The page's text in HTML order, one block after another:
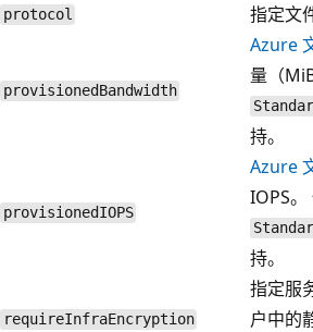
protocol 指定文
provisionedBandwidth
Azure
量（
持。
provisionedIOPS
Azure
IOPS
持。
requireInfraEncryption
指定服
户中的